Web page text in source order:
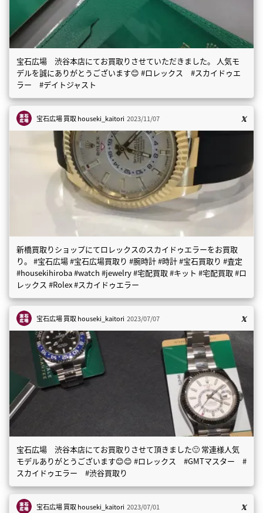
宝石広場 渋谷本店にてお買取りさせていただきました。 人気モ
デルを誠にありがとうございます😊 #ロレックス #スカイドゥエ
ラー #デイトジャスト
宝石広場 買取houseki_kaitori 2023/11/07
新橋買取りショップにてロレックスのスカイドゥエラーをお買取
り。 #宝石広場 #宝石広場買取り #腕時計 #時計 #宝石買取り #査定
#housekihiroba #watch #jewelry #宅配買取 #キット #宅配買取 #ロ
レックス #Rolex #スカイドゥエラー
宝石広場 買取houseki_kaitori 2023/07/07
宝石広場 渋谷本店にてお買取りさせて頂きました🙂 常連様人気
モデルありがとうございます😊😊 #ロレックス #GMTマスター #
スカイドゥエラー #渋谷買取り
宝石広場 買取houseki_kaitori 2023/07/01